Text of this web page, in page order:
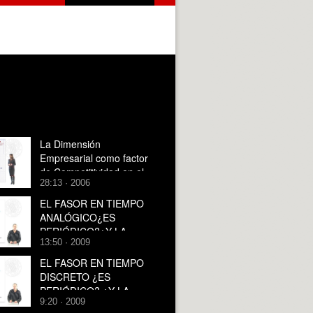
La Dimensión
Empresarial como factor
de Competitividad en el
Cooperativismo agrario
español.Formas de
Integración
28:13 · 2006
EL FASOR EN TIEMPO
ANALÓGICO¿ES
PERIÓDICO?¿Y LA
SUMA DE FASORES, LO
ES?
13:50 · 2009
EL FASOR EN TIEMPO
DISCRETO ¿ES
PERIÓDICO? ¿Y LA
SUMA DE FASORES EN
9:20 · 2009